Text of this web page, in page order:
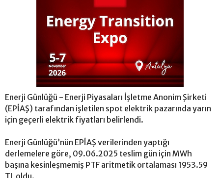
Enerji Günlüğü - Enerji Piyasaları İşletme Anonim Şirketi
(EPİAŞ) tarafından işletilen spot elektrik pazarında yarın
için geçerli elektrik fiyatları belirlendi.
Enerji Günlüğü’nün EPİAŞ verilerinden yaptığı
derlemelere göre, 09.06.2025 teslim gün için MWh
başına kesinleşmemiş PTF aritmetik ortalaması 1953.59
TL oldu.